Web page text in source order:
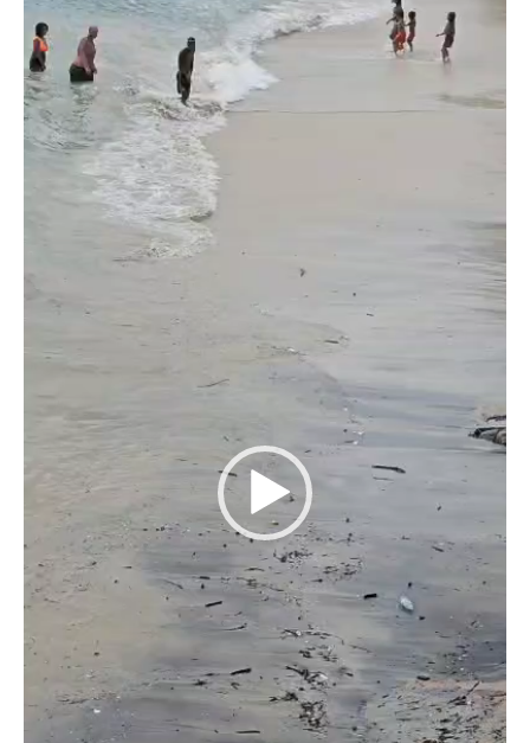
de
vídeo